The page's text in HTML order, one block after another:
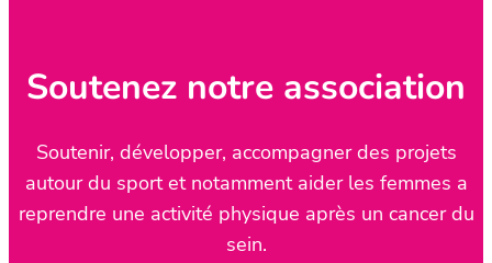
Soutenez notre association
Soutenir, développer, accompagner des projets
autour du sport et notamment aider les femmes a
reprendre une activité physique après un cancer du
sein.